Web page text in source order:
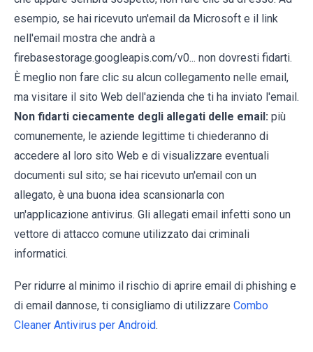
esempio, se hai ricevuto un'email da Microsoft e il link
nell'email mostra che andrà a
firebasestorage.googleapis.com/v0... non dovresti fidarti.
È meglio non fare clic su alcun collegamento nelle email,
ma visitare il sito Web dell'azienda che ti ha inviato l'email.
Non fidarti ciecamente degli allegati delle email: più
comunemente, le aziende legittime ti chiederanno di
accedere al loro sito Web e di visualizzare eventuali
documenti sul sito; se hai ricevuto un'email con un
allegato, è una buona idea scansionarla con
un'applicazione antivirus. Gli allegati email infetti sono un
vettore di attacco comune utilizzato dai criminali
informatici.
Per ridurre al minimo il rischio di aprire email di phishing e
di email dannose, ti consigliamo di utilizzare Combo
Cleaner Antivirus per Android.